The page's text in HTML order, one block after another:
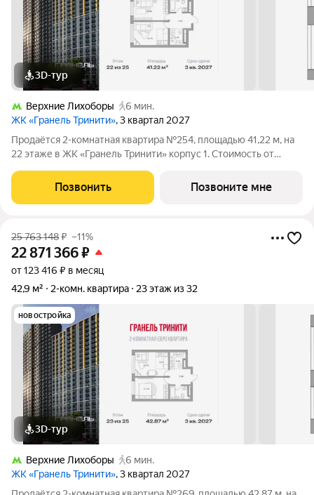
3D-тур
Верхние Лихоборы
6 мин.
ЖК «Гранель Тринити», 3 квартал 2027
Продаётся 2-комнатная квартира №254, площадью 41,22 м, на
22 этаже в ЖК «Гранель Тринити» корпус 1. Стоимость от
односторонняя, окна во двор. Жилой квартал «Гранель
Тринити» расположен на севере Москвы,
Позвонить Позвоните мне
25 763 148₽ –11%
22 871 366₽
от 123 416 ₽ в месяц
42,9 м²
2-комн. квартира 23 этаж из 32
новостройка
3D-тур
Верхние Лихоборы
6 мин.
ЖК «Гранель Тринити», 3 квартал 2027